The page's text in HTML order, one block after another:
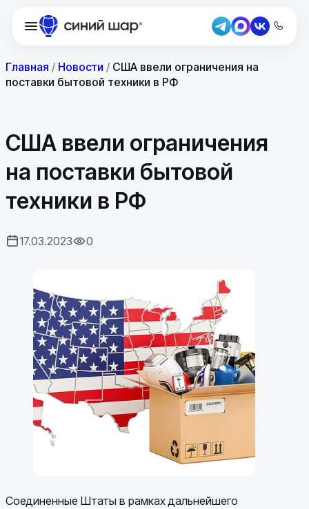
Главная / Новости / США ввели ограничения на
поставки бытовой техники в РФ
США ввели ограничения
на поставки бытовой
техники в РФ
17.03.2023 0
Соединенные Штаты в рамках дальнейшего